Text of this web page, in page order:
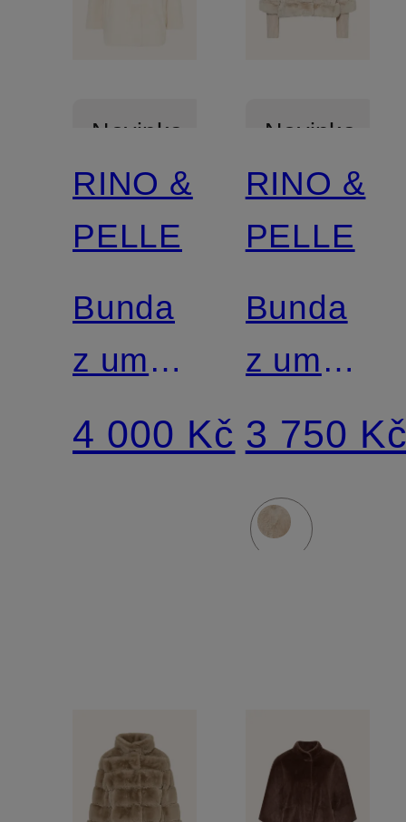
Novinka
RINO &
PELLE
Bunda
z umělé
kožešiny
MANS
4 000 Kč
Novinka
RINO &
PELLE
Bunda
z umělé
kožešiny
v
kombinaci
3 750